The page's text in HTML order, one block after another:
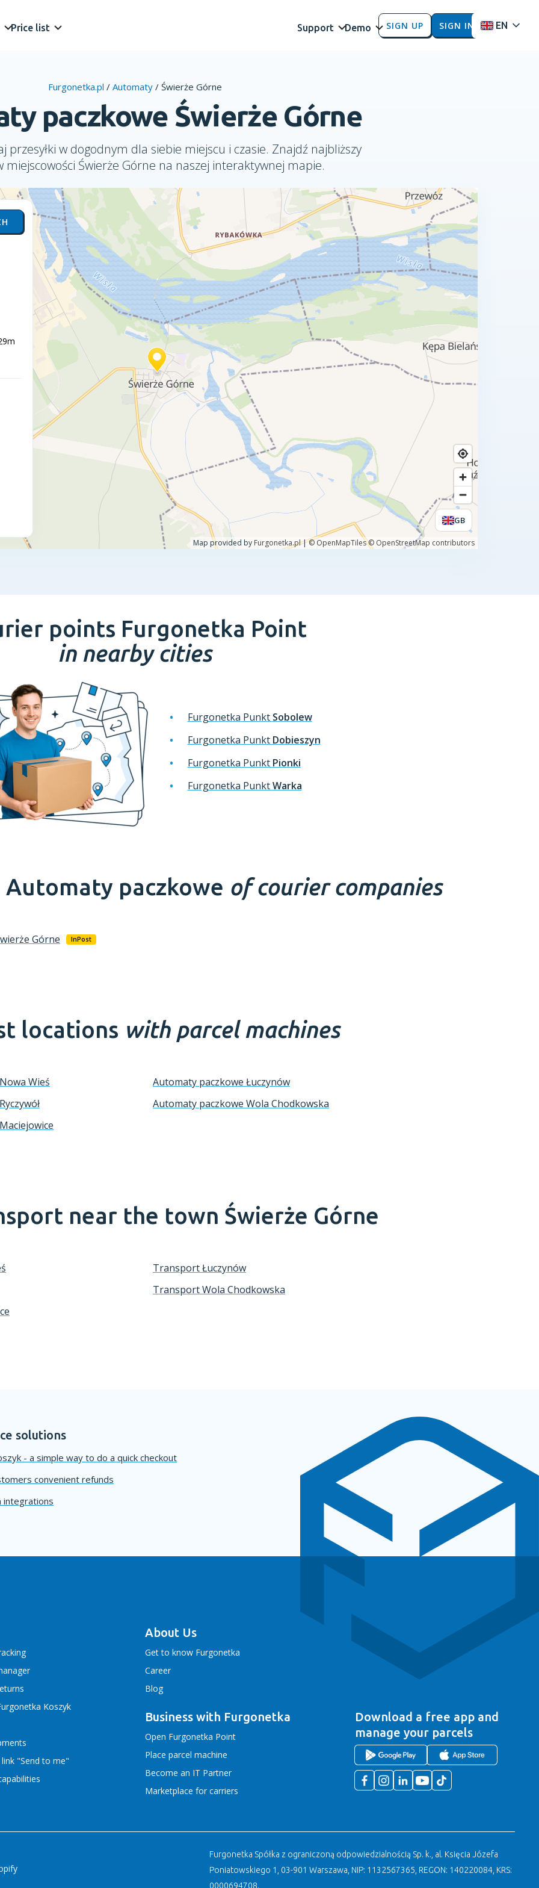
Price list Support Demo SIGN UP SIGN IN EN
Furgonetka.pl / Automaty / Świerże Górne
paczkowe Świerże Górne
przesyłki w dogodnym dla siebie miejscu i czasie. Znajdź najbliższy
Świerże Górne na naszej interaktywnej mapie.
points Furgonetka Point
in nearby cities
Furgonetka Punkt Sobolew
Furgonetka Punkt Dobieszyn
Furgonetka Punkt Pionki
Furgonetka PunktWarka
Automaty paczkowe of courier companies
Górne InPost
locations with parcel machines
Wieś
Automaty paczkowe Łuczynów
Automaty paczkowe Wola Chodkowska
near the town Świerże Górne
Transport Łuczynów
Transport Wola Chodkowska
solutions
- a simple way to do a quick checkout
convenient refunds
integrations
Koszyk
"Send to me"
About Us
Get to know Furgonetka
Career
Blog
Business with Furgonetka
Open Furgonetka Point
Place parcel machine
Become an IT Partner
Marketplace for carriers
Download a free app and
manage your parcels
Furgonetka Spółka z ograniczoną odpowiedzialnością Sp. k., al. Księcia Józefa
Poniatowskiego 1, 03-901 Warszawa, NIP: 1132567365, REGON: 140220084, KRS:
0000694708.